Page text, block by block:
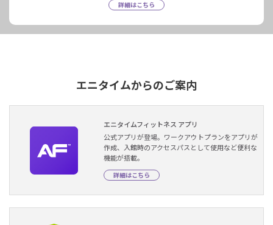
詳細はこちら
エニタイムからのご案内
エニタイムフィットネス アプリ
公式アプリが登場。ワークアウトプランをアプリが
作成、入館時のアクセスパスとして使用など便利な
機能が搭載。
詳細はこちら